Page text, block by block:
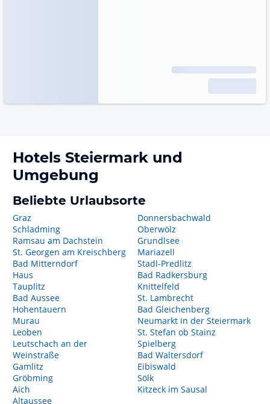
Hotels Steiermark und
Umgebung
Beliebte Urlaubsorte
Graz
Schladming
Ramsau am Dachstein
St. Georgen am Kreischberg
Bad Mitterndorf
Haus
Tauplitz
Bad Aussee
Hohentauern
Murau
Leoben
Leutschach an der
Weinstraße
Gamlitz
Gröbming
Aich
Altaussee
Donnersbachwald
Oberwölz
Grundlsee
Mariazell
Stadl-Predlitz
Bad Radkersburg
Knittelfeld
St. Lambrecht
Bad Gleichenberg
Neumarkt in der Steiermark
St. Stefan ob Stainz
Spielberg
Bad Waltersdorf
Eibiswald
Sölk
Kitzeck im Sausal